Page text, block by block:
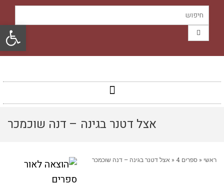
אצל דטנר בגינה – דנה שוכמכר
ראשי « ספרים 4 « אצל דטנר בגינה – דנה שוכמכר
פתח